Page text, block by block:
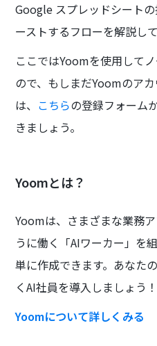
Google スプレッドシート
ーストするフローを解説し
ここではYoomを使用して
ので、もしまだYoomのア
は、 こちらの登録フォーム
きましょう。
Yoomとは？
Yoomは、さまざまな業務
うに働く「AIワーカー」を
単に作成できます。あなた
くAI社員を導入しましょう！
Yoomについて詳しくみる